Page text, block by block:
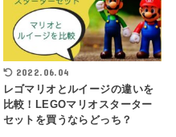
2022.06.04
レゴマリオとルイージの違いを
比較！LEGOマリオスターター
セットを買うならどっち？